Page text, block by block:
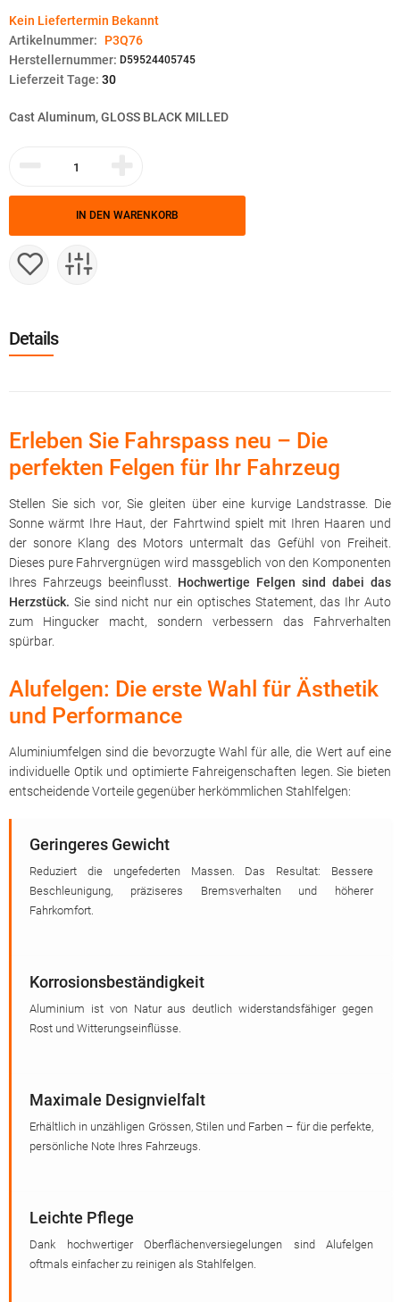
Kein Liefertermin Bekannt
Artikelnummer:
P3Q76
Herstellernummer: D59524405745
Lieferzeit Tage: 30
Cast Aluminum, GLOSS BLACK MILLED
IN DEN WARENKORB
Details
Erleben Sie Fahrspass neu – Die
perfekten Felgen für Ihr Fahrzeug
Stellen Sie sich vor, Sie gleiten über eine kurvige Landstrasse. Die
Sonne wärmt Ihre Haut, der Fahrtwind spielt mit Ihren Haaren und
der sonore Klang des Motors untermalt das Gefühl von Freiheit.
Dieses pure Fahrvergnügen wird massgeblich von den Komponenten
Ihres Fahrzeugs beeinflusst. Hochwertige Felgen sind dabei das
Herzstück. Sie sind nicht nur ein optisches Statement, das Ihr Auto
zum Hingucker macht, sondern verbessern das Fahrverhalten
spürbar.
Alufelgen: Die erste Wahl für Ästhetik
und Performance
Aluminiumfelgen sind die bevorzugte Wahl für alle, die Wert auf eine
individuelle Optik und optimierte Fahreigenschaften legen. Sie bieten
entscheidende Vorteile gegenüber herkömmlichen Stahlfelgen:
Geringeres Gewicht
Reduziert die ungefederten Massen. Das Resultat: Bessere
Beschleunigung, präziseres Bremsverhalten und höherer
Fahrkomfort.
Korrosionsbeständigkeit
Aluminium ist von Natur aus deutlich widerstandsfähiger gegen
Rost und Witterungseinflüsse.
Maximale Designvielfalt
Erhältlich in unzähligen Grössen, Stilen und Farben – für die perfekte,
persönliche Note Ihres Fahrzeugs.
Leichte Pflege
Dank hochwertiger Oberflächenversiegelungen sind Alufelgen
oftmals einfacher zu reinigen als Stahlfelgen.